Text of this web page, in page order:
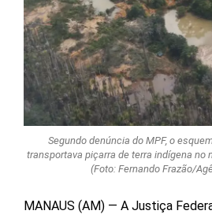
Segundo denúncia do MPF, o
transportava piçarra de terra indígena no
(Foto: Fernando Frazão/
MANAUS (AM) — A Justiça